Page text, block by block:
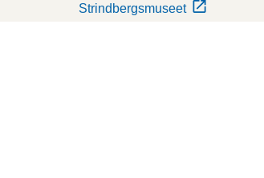
Strindbergsmuseet